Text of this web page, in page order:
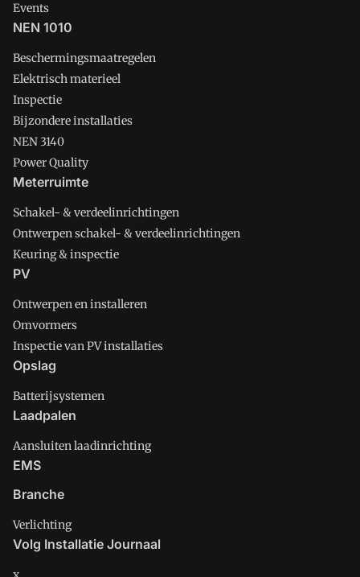
Events
NEN 1010
Beschermingsmaatregelen
Elektrisch materieel
Inspectie
Bijzondere installaties
NEN 3140
Power Quality
Meterruimte
Schakel- & verdeelinrichtingen
Ontwerpen schakel- & verdeelinrichtingen
Keuring & inspectie
PV
Ontwerpen en installeren
Omvormers
Inspectie van PV installaties
Opslag
Batterijsystemen
Laadpalen
Aansluiten laadinrichting
EMS
Branche
Verlichting
Volg Installatie Journaal